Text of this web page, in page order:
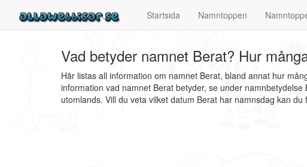
Startsida Namntoppen
Vad betyder namnet Berat? Hur
Här listas all information om namnet Berat, bland annat hur
information vad namnet Berat betyder, se under
utomlands. Vill du veta vilket datum Berat har namnsdag kan